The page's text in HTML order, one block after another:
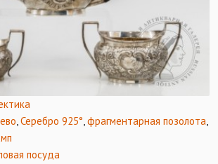
,Серебро 925°,фрагментарная позолота,
посуда